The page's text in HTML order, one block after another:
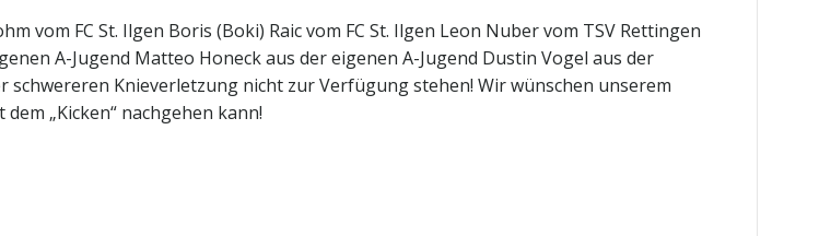
vom FC St. Ilgen Boris (Boki) Raic vom FC St. Ilgen Leon Nuber vom TSV Rettingen
A-Jugend Matteo Honeck aus der eigenen A-Jugend Dustin Vogel aus der
Knieverletzung nicht zur Verfügung stehen! Wir wünschen unserem
„Kicken“ nachgehen kann!